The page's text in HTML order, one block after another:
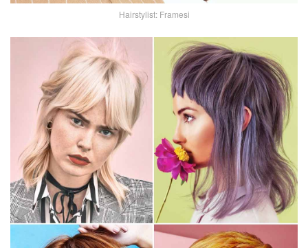
Hairstylist: Framesi